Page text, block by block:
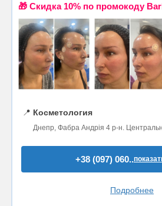
🎁 Cкидка 10% по промокоду
📍 Косметология
Днепр, Фабра Андрія 4 р-н.
+38 (097) 060..
Подробнее